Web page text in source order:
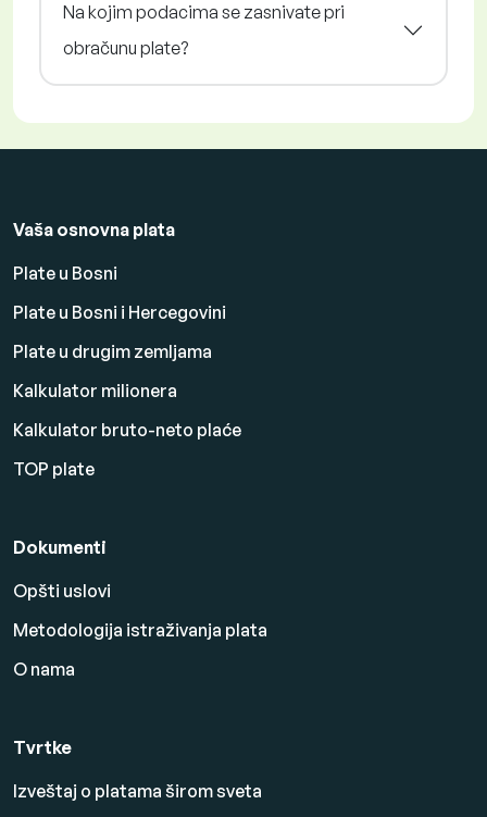
Na kojim podacima se zasnivate pri
obračunu plate?
Vaša osnovna plata
Plate u Bosni
Plate u Bosni i Hercegovini
Plate u drugim zemljama
Kalkulator milionera
Kalkulator bruto-neto plaće
TOP plate
Dokumenti
Opšti uslovi
Metodologija istraživanja plata
O nama
Tvrtke
Izveštaj o platama širom sveta